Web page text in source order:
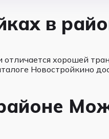
в
хорошей
Новостройкино